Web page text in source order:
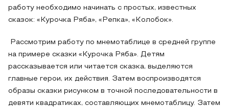
работу необходимо начинать с простых, известных
сказок: «Курочка Ряба», «Репка», «Колобок».
Рассмотрим работу по мнемотаблице в средней группе
на примере сказки «Курочка Ряба». Детям
рассказывается или читается сказка, выделяются
главные герои, их действия. Затем воспроизводятся
образы сказки рисунком в точной последовательности в
девяти квадратиках, составляющих мнемотаблицу. Затем